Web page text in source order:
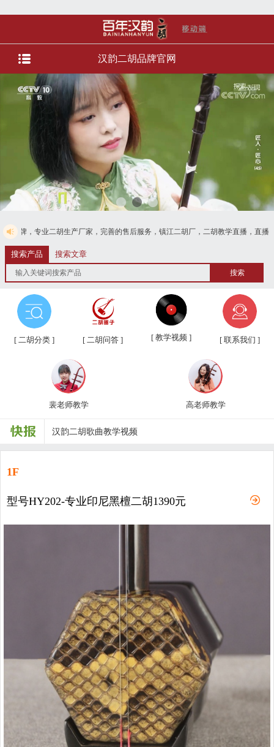
汉韵二胡品牌官网
生产厂家，完善的售后服务，镇江二胡厂，二胡教学直播，直播选琴等服务。货到
搜索产品 搜索文章
[ 二胡分类 ] [ 二胡问答 ] [ 教学视频 ] [ 联系我们 ]
裴老师教学 高老师教学
第三届“汉韵杯”中老年业余二胡友...
汉韵二胡教学视频教材、新琴应知应...
汉韵二胡高老师教学视频
汉韵二胡裴老师教学视频
汉韵二胡歌曲教学视频
二胡常用演奏符号说明，二胡演奏弓...
1F
型号HY202-专业印尼黑檀二胡1390元